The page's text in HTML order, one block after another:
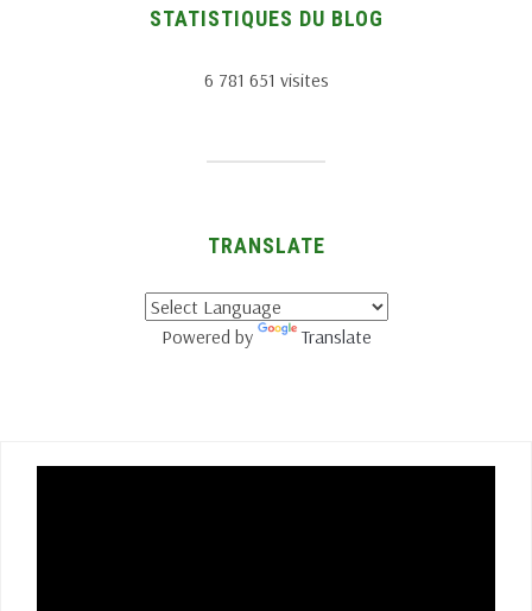
STATISTIQUES DU BLOG
6 781 651 visites
TRANSLATE
Powered by Translate